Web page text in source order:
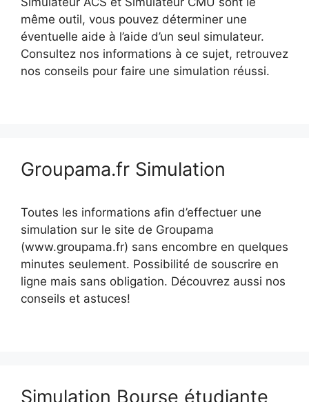
même outil, vous pouvez déterminer une
éventuelle aide à l’aide d’un seul simulateur.
Consultez nos informations à ce sujet, retrouvez
nos conseils pour faire une simulation réussi.
Groupama.fr Simulation
Toutes les informations afin d’effectuer une
simulation sur le site de Groupama
(www.groupama.fr) sans encombre en quelques
minutes seulement. Possibilité de souscrire en
ligne mais sans obligation. Découvrez aussi nos
conseils et astuces!
Simulation Bourse étudiante